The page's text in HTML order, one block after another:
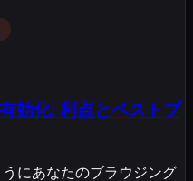
効化: 利点とベストプ
にあなたのブラウジング